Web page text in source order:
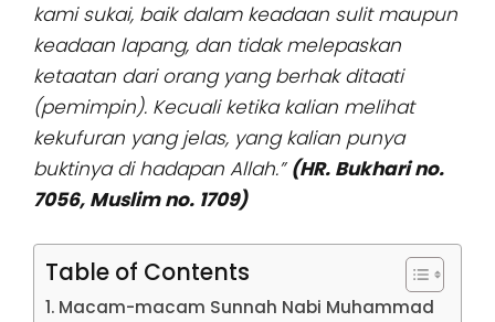
kami sukai, baik dalam keadaan sulit maupun
keadaan lapang, dan tidak melepaskan
ketaatan dari orang yang berhak ditaati
(pemimpin). Kecuali ketika kalian melihat
kekufuran yang jelas, yang kalian punya
buktinya di hadapan Allah.” (HR. Bukhari no.
7056, Muslim no. 1709)
Table of Contents
Macam-macam Sunnah Nabi Muhammad